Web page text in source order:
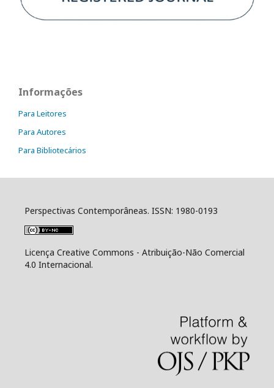
Informações
Para Leitores
Para Autores
Para Bibliotecários
Perspectivas Contemporâneas. ISSN: 1980-0193
Licença Creative Commons - Atribuição-Não Comercial
4.0 Internacional.